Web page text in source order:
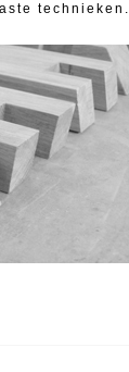
technieken.